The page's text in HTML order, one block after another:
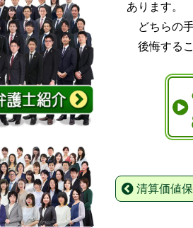
あります。
どちらの
後悔する
清算価値